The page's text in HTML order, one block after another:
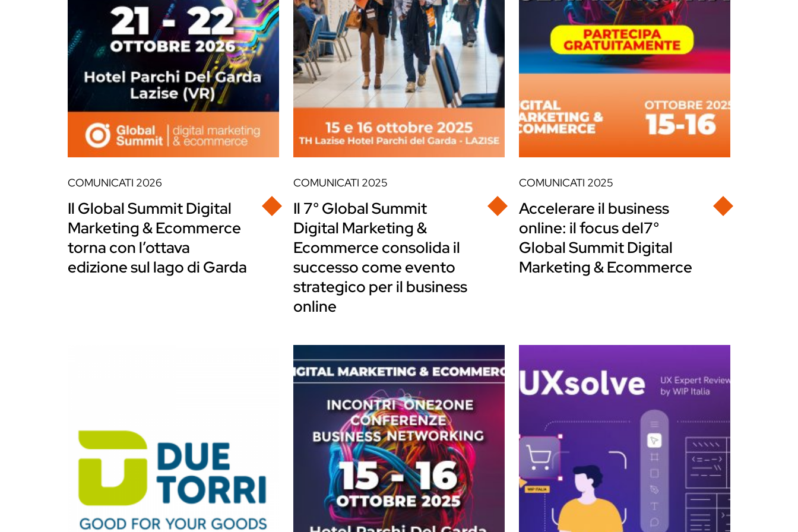
COMUNICATI 2026
Il Global Summit Digital
Marketing & Ecommerce
torna con l’ottava
edizione sul lago di Garda
COMUNICATI 2025
Il 7° Global Summit
Digital Marketing &
Ecommerce consolida il
successo come evento
strategico per il business
online
COMUNICATI 2025
Accelerare il business
online: il focus del7°
Global Summit Digital
Marketing & Ecommerce